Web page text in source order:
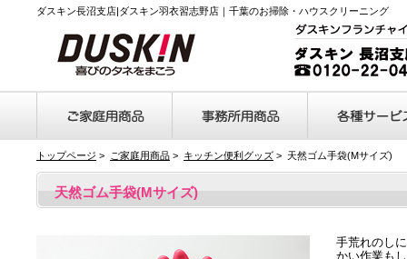
ダスキン長沼支店|ダスキン羽衣習志野店｜千葉のお掃除・ハウスクリーニング
トップページ > ご家庭用商品 > キッチン便利グッズ > 天然ゴム手袋(Mサイズ)
天然ゴム手袋(Mサイズ)
手荒れのし
かい作業も